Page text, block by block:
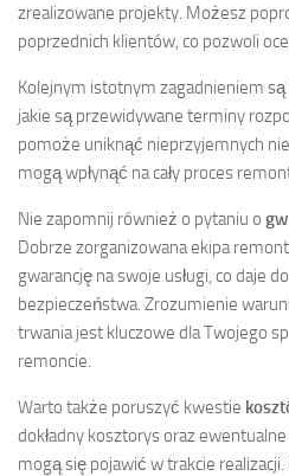
zrealizowane projekty. Możesz
poprzednich klientów, co pozwoli
Kolejnym istotnym zagadnieniem są
jakie są przewidywane terminy
pomoże uniknąć nieprzyjemnych
mogą wpłynąć na cały proces
Nie zapomnij również o pytaniu o
Dobrze zorganizowana ekipa
gwarancję na swoje usługi, co daje
bezpieczeństwa. Zrozumienie
trwania jest kluczowe dla Twojego
remoncie.
Warto także poruszyć kwestie
dokładny kosztorys oraz
mogą się pojawić w trakcie